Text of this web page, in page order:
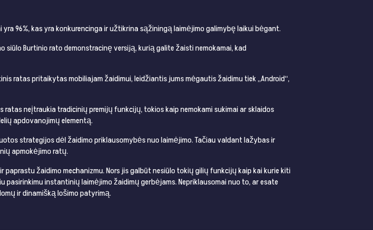
yra 96%, kas yra konkurencinga ir užtikrina sąžiningą laimėjimo galimybę laikui bėgant​​​​.
siūlo Burtinio rato demonstracinę versiją, kurią galite žaisti nemokamai, kad
ratas pritaikytas mobiliajam žaidimui, leidžiantis jums mėgautis žaidimu tiek „Android“,
ratas neįtraukia tradicinių premijų funkcijų, tokios kaip nemokami sukimai ar sklaidos
apdovanojimų elementą​​​​.
strategijos dėl žaidimo priklausomybės nuo laimėjimo. Tačiau valdant lažybas ir
apmokėjimo ratų​​​​.
žaidimo mechanizmu. Nors jis galbūt nesiūlo tokių gilių funkcijų kaip kai kurie kiti
instantinių laimėjimo žaidimų gerbėjams. Nepriklausomai nuo to, ar esate
ir dinamišką lošimo patyrimą.